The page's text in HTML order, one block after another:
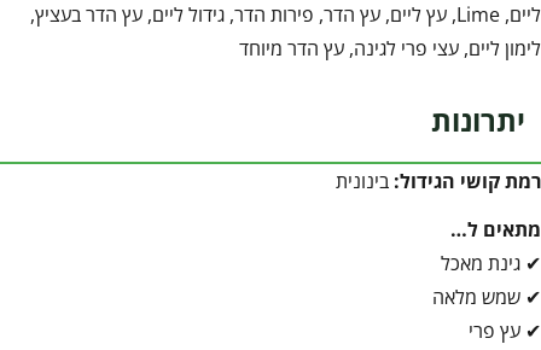
ליים, Lime, עץ ליים, עץ הדר, פירות הדר, גידול ליים, עץ הדר בעציץ,
לימון ליים, עצי פרי לגינה, עץ הדר מיוחד
יתרונות
רמת קושי הגידול: בינונית
מתאים ל…
✔ גינת מאכל
✔ שמש מלאה
✔ עץ פרי